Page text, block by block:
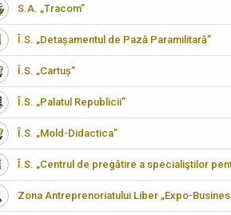
S.A. „Tracom”
Î.S. „Detașamentul de Pază Paramilitară”
Î.S. „Cartuș”
Î.S. „Palatul Republicii”
Î.S. „Mold-Didactica”
Î.S. „Centrul de pregătire a specialiştilor
Zona Antreprenoriatului Liber „Expo-